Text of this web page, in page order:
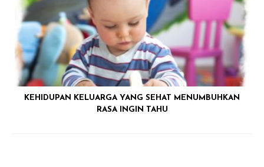
KEHIDUPAN KELUARGA YANG SEHAT MENUMBUHKAN
RASA INGIN TAHU